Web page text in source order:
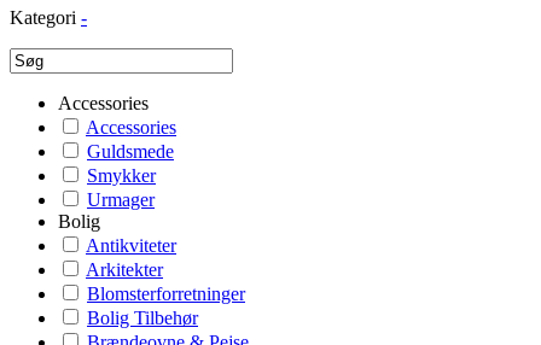
Kategori -
Accessories
Accessories
Guldsmede
Smykker
Urmager
Bolig
Antikviteter
Arkitekter
Blomsterforretninger
Bolig Tilbehør